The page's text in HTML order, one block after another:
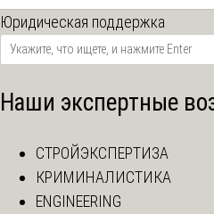
Юридическая поддержка
Наши экспертные
СТРОЙЭКСПЕРТИЗА
КРИМИНАЛИСТИКА
ENGINEERING